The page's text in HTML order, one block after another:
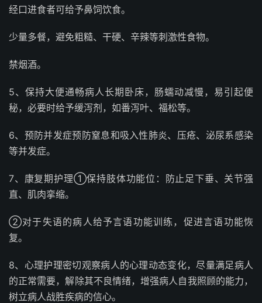
经口进食者可给予鼻饲饮食。
少量多餐，避免粗糙、干硬、辛辣等刺激性食物。
禁烟酒。
5、保持大便通畅病人长期卧床，肠蠕动减慢，易引起便
秘，必要时给予缓泻剂，如番泻叶、福松等。
6、预防并发症预防窒息和吸入性肺炎、压疮、泌尿系感染
等并发症。
7、康复期护理①保持肢体功能位：防止足下垂、关节强
直、肌肉挛缩。
②对于失语的病人给予言语功能训练，促进言语功能恢
复。
8、心理护理密切观察病人的心理动态变化，尽量满足病人
的正常需要，解除其不良情绪，增强病人自我照顾的能力，
树立病人战胜疾病的信心。